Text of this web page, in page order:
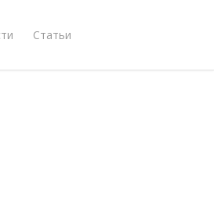
Статьи